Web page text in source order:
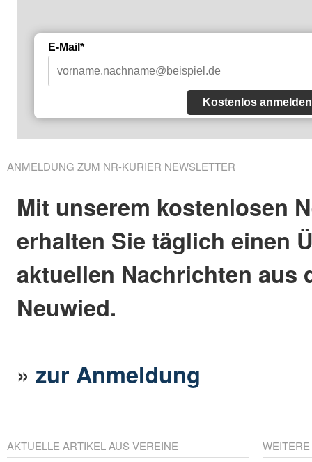
E-Mail*
Kostenlos anmelden
ANMELDUNG ZUM NR-KURIER NEWSLETTER
Mit unserem kostenlosen
erhalten Sie täglich einen
aktuellen Nachrichten aus
Neuwied.
»zur Anmeldung
AKTUELLE ARTIKEL AUS VEREINE